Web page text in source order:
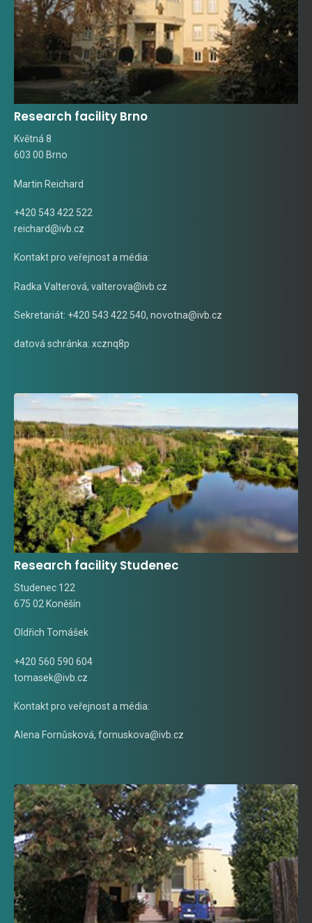
Research facility Brno
Květná 8
603 00 Brno
Martin Reichard
+420 543 422 522
reichard@ivb.cz
Kontakt pro veřejnost a média:
Radka Valterová, valterova@ivb.cz
Sekretariát: +420 543 422 540, novotna@ivb.cz
datová schránka: xcznq8p
Research facility Studenec
Studenec 122
675 02 Koněšín
Oldřich Tomášek
+420 560 590 604
tomasek@ivb.cz
Kontakt pro veřejnost a média:
Alena Fornůsková, fornuskova@ivb.cz